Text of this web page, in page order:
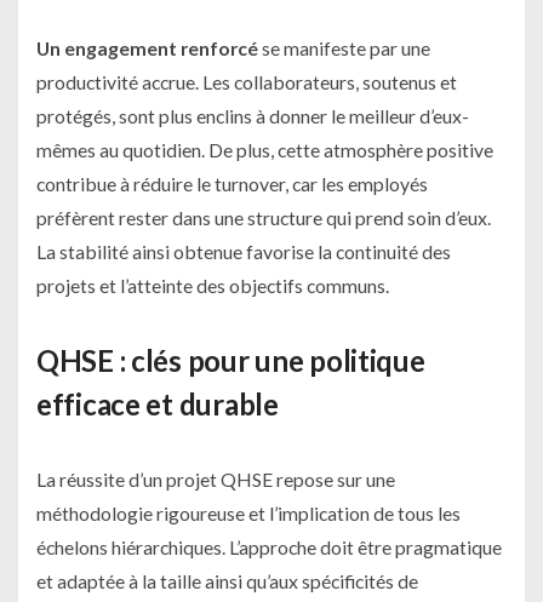
Un engagement renforcése manifeste par une
productivité accrue. Les collaborateurs, soutenus et
protégés, sont plus enclins à donner le meilleur d’eux-
mêmes au quotidien. De plus, cette atmosphère positive
contribue à réduire le turnover, car les employés
préfèrent rester dans une structure qui prend soin d’eux.
La stabilité ainsi obtenue favorise la continuité des
projets et l’atteinte des objectifs communs.
QHSE : clés pour une politique
efficace et durable
La réussite d’un projet QHSE repose sur une
méthodologie rigoureuse et l’implication de tous les
échelons hiérarchiques. L’approche doit être pragmatique
et adaptée à la taille ainsi qu’aux spécificités de